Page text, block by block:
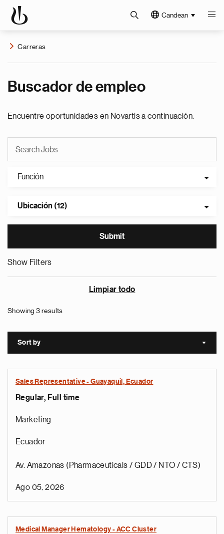
Candean
Carreras
Buscador de empleo
Encuentre oportunidades en Novartis a continuación.
Función
Ubicación (12)
Show Filters
Limpiar todo
Showing 3 results
Sort by Sort
Sales Representative - Guayaquil, Ecuador
Regular, Full time
Marketing
Ecuador
Av. Amazonas (Pharmaceuticals / GDD / NTO / CTS)
Ago 05, 2026
Medical Manager Hematology - ACC Cluster